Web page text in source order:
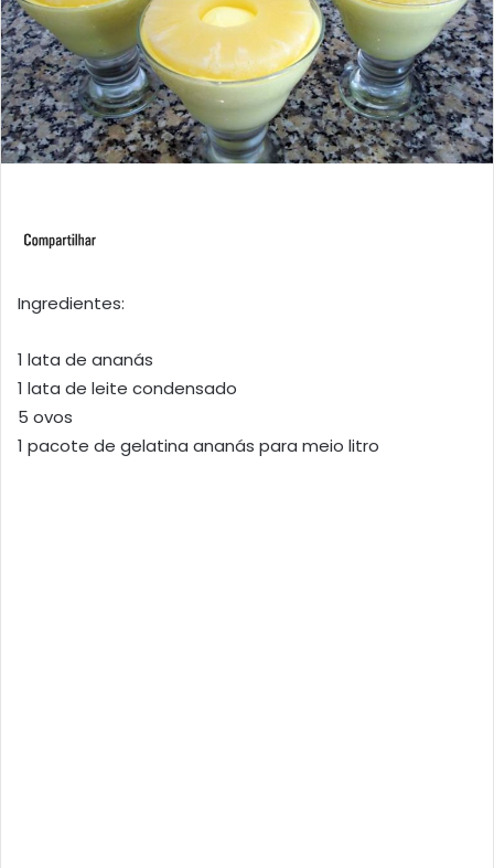
Ingredientes:
1 lata de ananás
1 lata de leite condensado
5 ovos
1 pacote de gelatina ananás para meio litro